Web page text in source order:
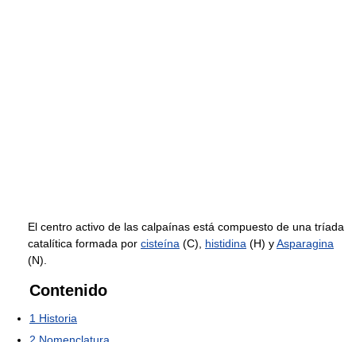
El centro activo de las calpaínas está compuesto de una tríada
catalítica formada por cisteína (C), histidina (H) yAsparagina
(N).
Contenido
1 Historia